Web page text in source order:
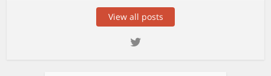
View all posts